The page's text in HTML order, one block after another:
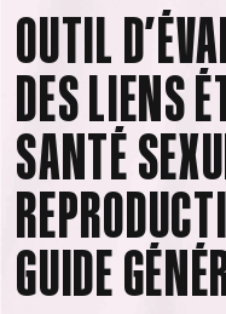
OUTIL
DES LIENS
SANTÉ
GUIDE